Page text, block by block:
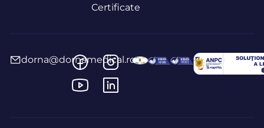
Certificate
dorna@dornamedical.ro